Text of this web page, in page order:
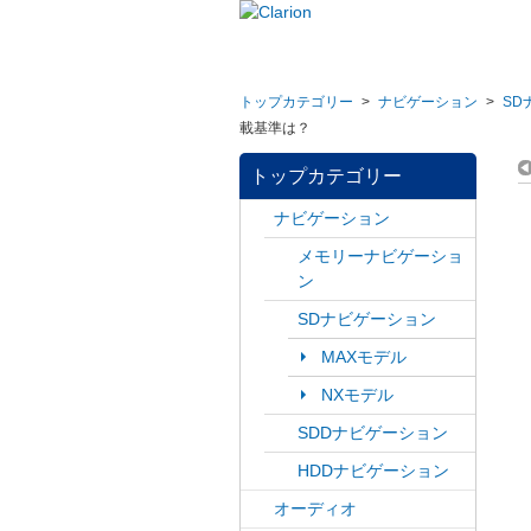
トップカテゴリー > ナビゲーション > SD
載基準は？
トップカテゴリー
ナビゲーション
メモリーナビゲーショ
ン
SDナビゲーション
MAXモデル
NXモデル
SDDナビゲーション
HDDナビゲーション
オーディオ